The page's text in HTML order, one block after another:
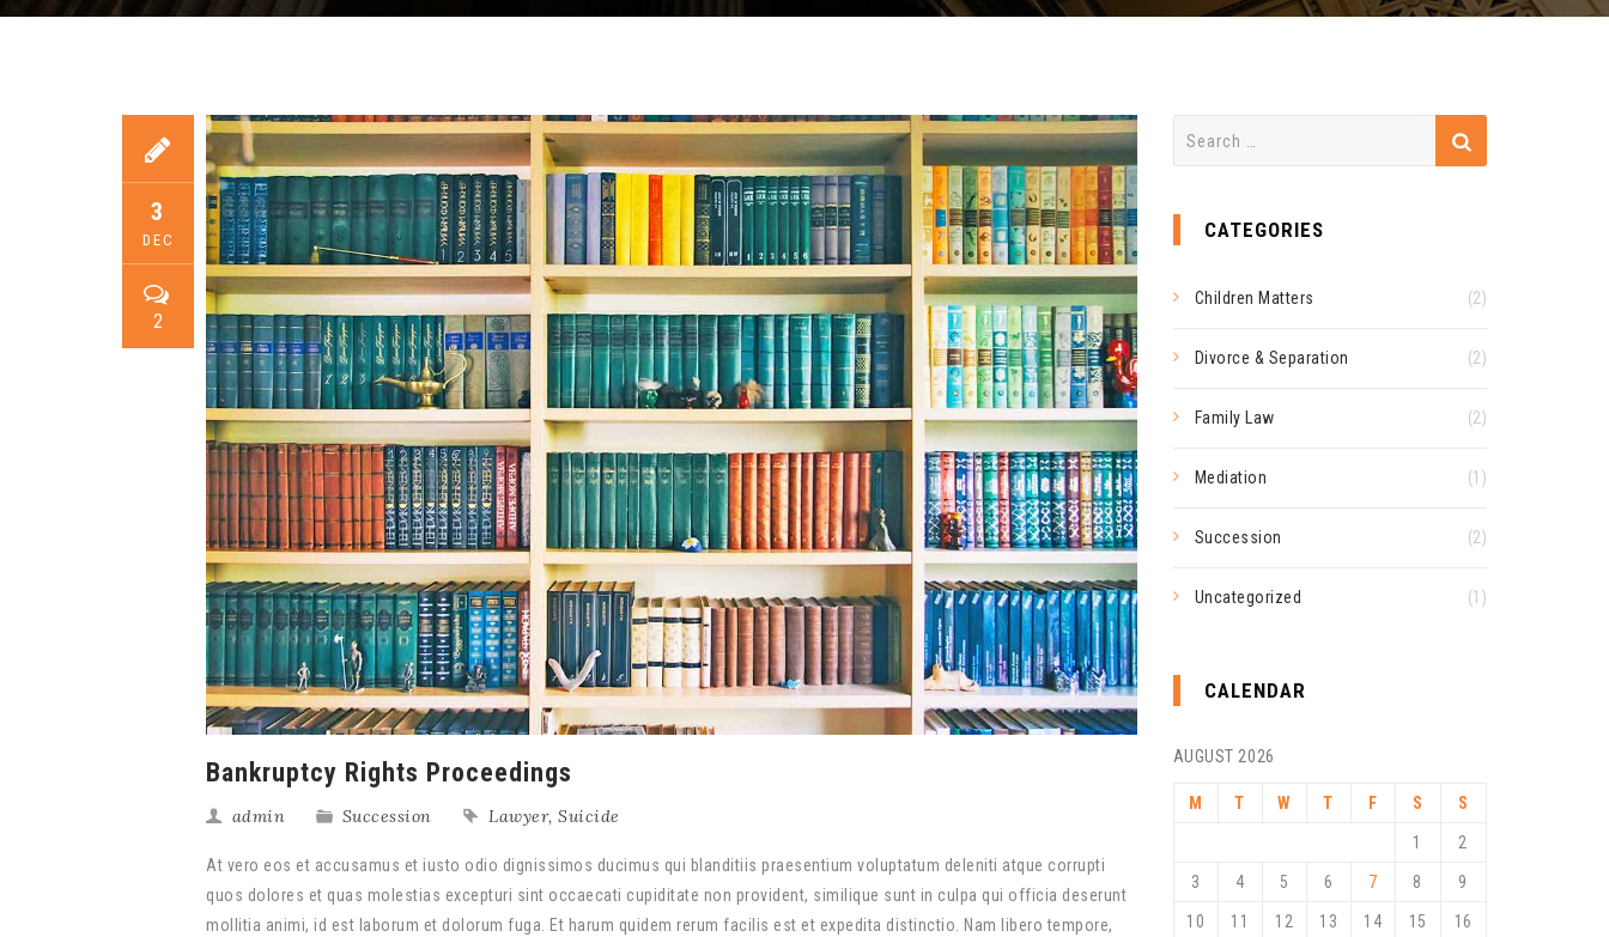
3
DEC
2
Bankruptcy Rights Proceedings
admin Succession Lawyer, Suicide
At vero eos et accusamus et iusto odio dignissimos ducimus qui blanditiis praesentium voluptatum deleniti atque corrupti
quos dolores et quas molestias excepturi sint occaecati cupiditate non provident, similique sunt in culpa qui officia deserunt
mollitia animi, id est laborum et dolorum fuga. Et harum quidem rerum facilis est et expedita distinctio. Nam libero tempore,
CATEGORIES
Children Matters (2)
Divorce & Separation (2)
Family Law (2)
Mediation (1)
Succession (2)
Uncategorized (1)
CALENDAR
AUGUST 2026
M T W T F S S
1 2
3 4 5 6 7 8 9
10 11 12 13 14 15 16